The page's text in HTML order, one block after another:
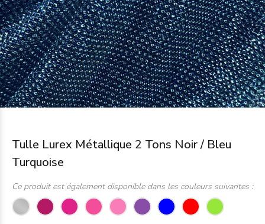
Tulle Lurex Métallique 2 Tons Noir / Bleu
Turquoise
Ce produit est également disponible dans les couleurs suivantes :